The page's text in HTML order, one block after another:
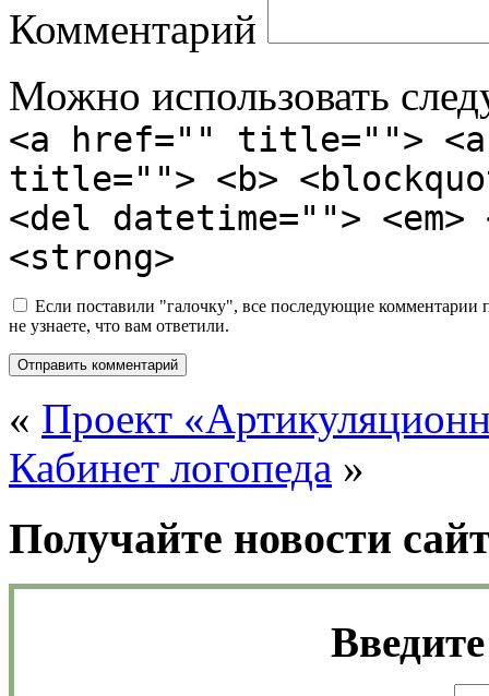
Комментарий
Можно использовать
<a href="" title="">
title=""> <b>
<del datetime="">
<strong>
Если поставили "галочку", все последующие комментарии
не узнаете, что вам ответили.
« Проект
Кабинет логопеда »
Получайте новости